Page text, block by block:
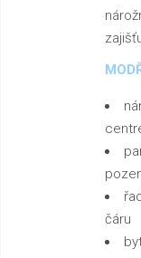
čáru